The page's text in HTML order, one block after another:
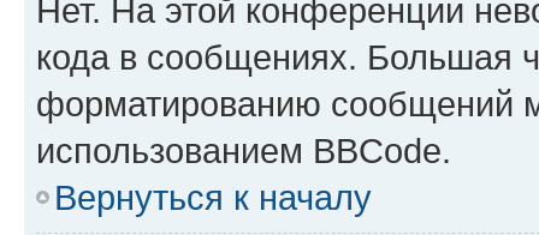
Нет. На этой конференции
кода в сообщениях. Большая
форматированию сообщений
использованием BBCode.
Вернуться к началу